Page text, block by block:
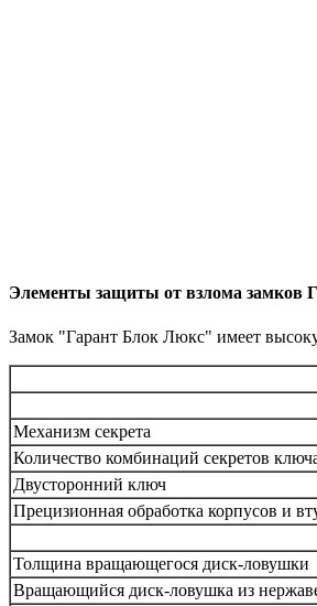
Элементы защиты от взлома замков
Замок "Гарант Блок Люкс" имеет
Механизм секрета
Количество комбинаций секретов
Двусторонний ключ
Прецизионная обработка корпусов и
Толщина вращающегося диск-ловушки
Вращающийся диск-ловушка из